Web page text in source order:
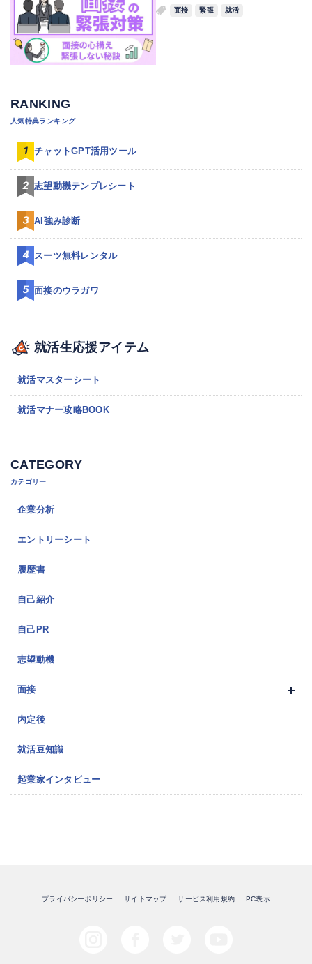
面接 緊張 就活
RANKING
人気特典ランキング
チャットGPT活用ツール
志望動機テンプレシート
AI強み診断
スーツ無料レンタル
面接のウラガワ
就活生応援アイテム
就活マスターシート
就活マナー攻略BOOK
CATEGORY
カテゴリー
企業分析
エントリーシート
履歴書
自己紹介
自己PR
志望動機
面接
内定後
就活豆知識
起業家インタビュー
プライバシーポリシー サイトマップ サービス利用規約 PC表示